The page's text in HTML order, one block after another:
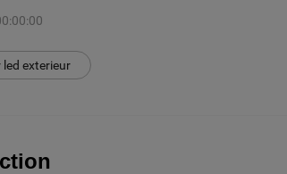
exterieur